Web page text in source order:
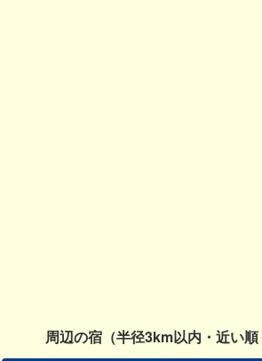
周辺の宿（半径3km以内・近い順